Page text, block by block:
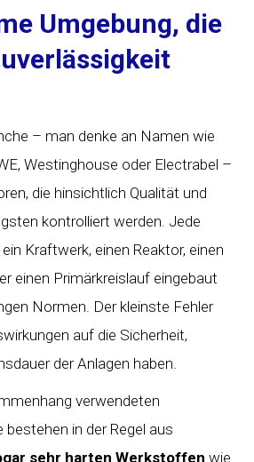
Umgebung, die
– man denke an Namen wie
Westinghouse oder Electrabel –
die hinsichtlich Qualität und
kontrolliert werden. Jede
Kraftwerk, einen Reaktor, einen
einen Primärkreislauf eingebaut
Normen. Der kleinste Fehler
auf die Sicherheit,
der Anlagen haben.
verwendeten
in der Regel aus
sehr harten Werkstoffen wie